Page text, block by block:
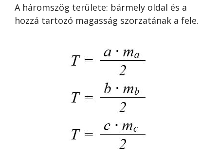
A háromszög területe: bármely oldal és a
hozzá tartozó magasság szorzatának a fele.